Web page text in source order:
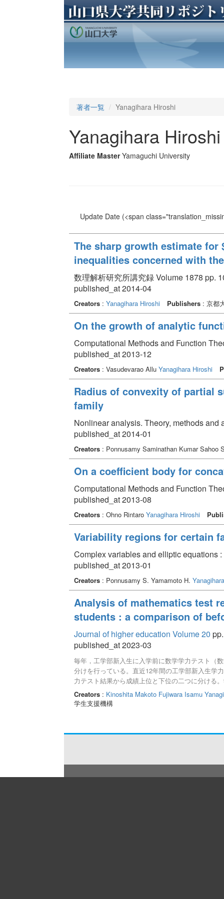
著者一覧 Yanagihara Hiroshi
Yanagihara Hiroshi
Affiliate Master Yamaguchi University
Update Date(<span
The sharp growth estimate for
inequalities concerned with
数理解析研究所講究録 Volume 1878 pp.
published_at 2014-04
Creators: Yanagihara Hiroshi Publishers: 京都
On the growth of analytic
Computational Methods and Function
published_at 2013-12
Creators: Vasudevarao Allu Yanagihara Hiroshi
Radius of convexity of partial
family
Nonlinear analysis. Theory, methods
published_at 2014-01
Creators: Ponnusamy Saminathan Kumar Sahoo
On a coefficient body for
Computational Methods and Function
published_at 2013-08
Creators: Ohno Rintaro Yanagihara Hiroshi
Variability regions for certain
Complex variables and elliptic equations
published_at 2013-01
Creators: Ponnusamy S. Yamamoto H.
Analysis of mathematics test
students : a comparison of
Journal of higher education Volume 20
published_at 2023-03
毎年，工学部新入生に入学前に数学学力テスト（
分けを行っている。直近12年間の工学部新入生学
力テスト結果から成績上位と下位の二つに分ける
める事になる。平均点は60-80点，3年周期で推移
得点が6割以下の学生が約25％であり12年間で変
Creators: Kinoshita Makoto Fujiwara Isamu
学生支援機構